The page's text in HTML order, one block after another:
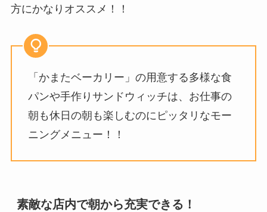
方にかなりオススメ！！
「かまたベーカリー」の用意する多様な食
パンや手作りサンドウィッチは、お仕事の
朝も休日の朝も楽しむのにピッタリなモー
ニングメニュー！！
素敵な店内で朝から充実できる！